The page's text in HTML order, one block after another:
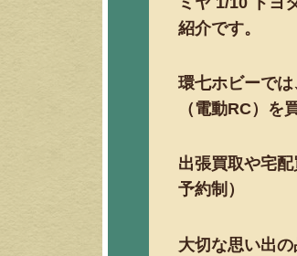
紹介です。
環七ホビーで
（電動RC）を
出張買取や宅
予約制）
大切な思い出